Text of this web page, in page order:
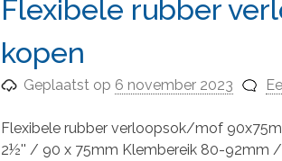
Flexibele rubber
kopen
Geplaatst op 6 november 2023
Flexibele rubber verloopsok/mof
2½'' / 90 x 75mm Klembereik 80-92mm